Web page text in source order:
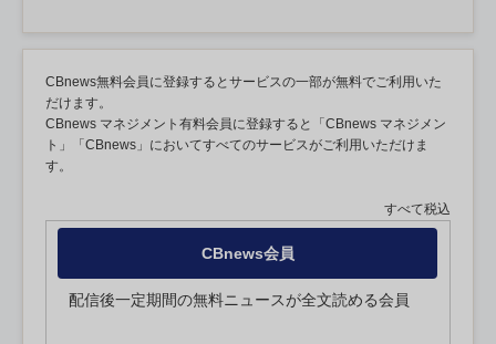
CBnews無料会員に登録するとサービスの一部が無料でご利用いた
だけます。
CBnews マネジメント有料会員に登録すると「CBnews マネジメン
ト」「CBnews」においてすべてのサービスがご利用いただけま
す。
すべて税込
CBnews会員
配信後一定期間の無料ニュースが全文読める会員